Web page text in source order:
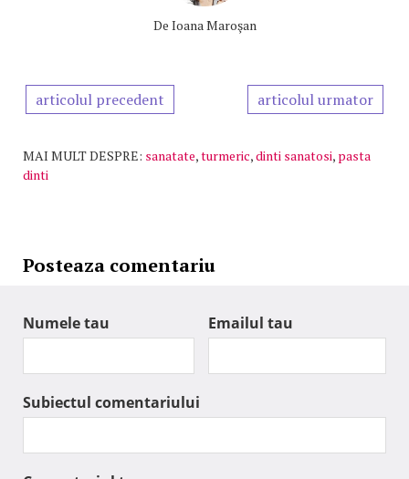
De Ioana Maroşan
articolul precedent articolul urmator
MAI MULT DESPRE: sanatate,turmeric,dinti sanatosi, pasta
dinti
Posteaza comentariu
Numele tau Emailul tau
Subiectul comentariului